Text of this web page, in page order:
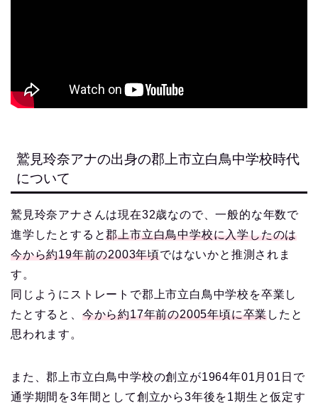
鷲見玲奈アナの出身の郡上市立白鳥中学校時代
について
鷲見玲奈アナさんは現在32歳なので、一般的な年数で
進学したとすると郡上市立白鳥中学校に入学したのは
今から約19年前の2003年頃ではないかと推測されま
す。
同じようにストレートで郡上市立白鳥中学校を卒業し
たとすると、 今から約17年前の2005年頃に卒業したと
思われます。
また、郡上市立白鳥中学校の創立が1964年01月01日で
通学期間を3年間として創立から3年後を1期生と仮定す